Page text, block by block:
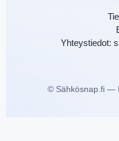
Yhteystiedot:
© Sähkösnap.fi —